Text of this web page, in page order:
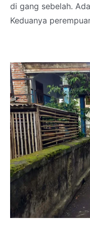
di gang sebelah.
Keduanya